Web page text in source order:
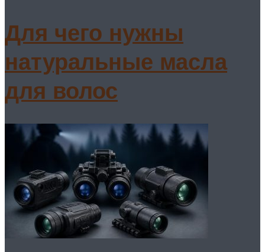
Для чего нужны
натуральные масла
для волос